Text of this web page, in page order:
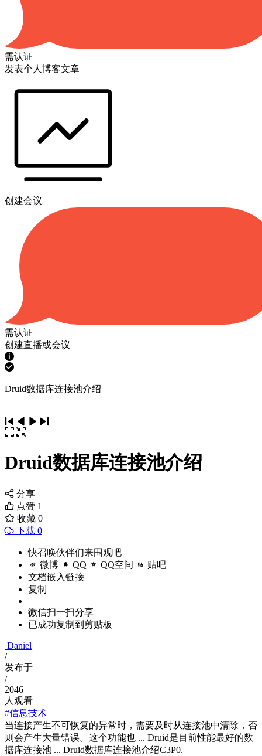
需认证
发表个人博客文章
创建会议
需认证
创建直播或会议
Druid数据库连接池介绍
Druid数据库连接池介绍
分享
点赞 1
收藏 0
下载 0
快召唤伙伴们来围观吧
微博 QQ QQ空间 贴吧
文档嵌入链接
复制
微信扫一扫分享
已成功复制到剪贴板
Daniel
/
发布于
/
2046
人观看
#信息技术
当连接产生不可恢复的异常时，需要及时从连接池中清除，否
则会产生大量错误。这个功能也 ... Druid是目前性能最好的数
据库连接池 ... Druid数据库连接池介绍C3P0.